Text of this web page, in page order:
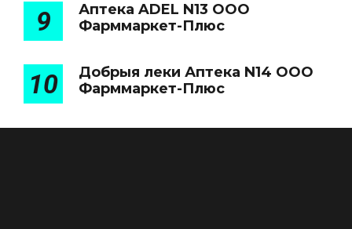
9
Аптека ADEL N13 ООО
Фарммаркет-Плюс
10
Добрыя леки Аптека N14 ООО
Фарммаркет-Плюс